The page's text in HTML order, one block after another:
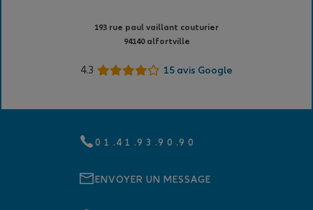
193 rue paul vaillant couturier
94140 alfortville
4.3 15 avis Google
0 1 .4 1 .9 3 .9 0 .9 0
ENVOYER UN MESSAGE